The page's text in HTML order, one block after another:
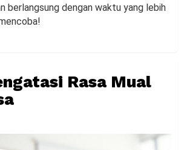
berlangsung dengan waktu yang lebih
Rasa Mual